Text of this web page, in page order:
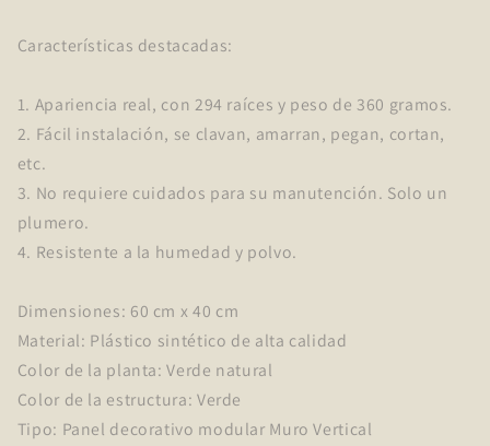
Características destacadas:
1. Apariencia real, con 294 raíces y peso de 360 gramos.
2. Fácil instalación, se clavan, amarran, pegan, cortan,
etc.
3. No requiere cuidados para su manutención. Solo un
plumero.
4. Resistente a la humedad y polvo.
Dimensiones: 60 cm x 40 cm
Material: Plástico sintético de alta calidad
Color de la planta: Verde natural
Color de la estructura: Verde
Tipo: Panel decorativo modular Muro Vertical